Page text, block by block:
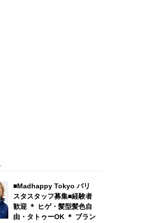
■Madhappy Tokyo バリ
スタスタッフ募集■経験者
歓迎 ＊ ヒゲ・髪型髪色自
由・タトゥーOK ＊ ブラン